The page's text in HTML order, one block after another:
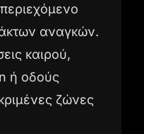
αναγκών.
καιρού,
ή οδούς
ζώνες